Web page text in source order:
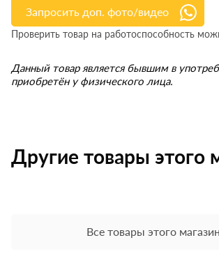
Запросить доп. фото/видео
Проверить товар на работоспособность
Данный товар является бывшим в
приобретён у физического лица.
Другие товары этого
Все товары этого